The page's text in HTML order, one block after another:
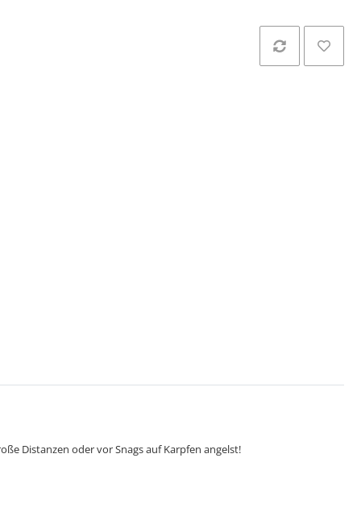
Distanzen oder vor Snags auf Karpfen angelst!